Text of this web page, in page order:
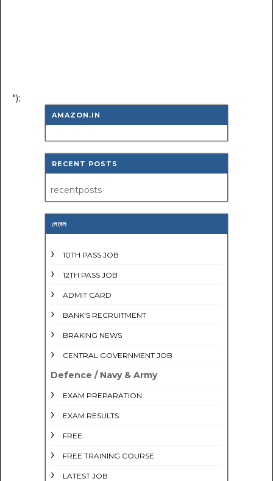
");
AMAZON.IN
RECENT POSTS
recentposts
লেবেল
10TH PASS JOB
12TH PASS JOB
ADMIT CARD
BANK'S RECRUITMENT
BRAKING NEWS
CENTRAL GOVERNMENT JOB
Defence / Navy & Army
EXAM PREPARATION
EXAM RESULTS
FREE
FREE TRAINING COURSE
LATEST JOB